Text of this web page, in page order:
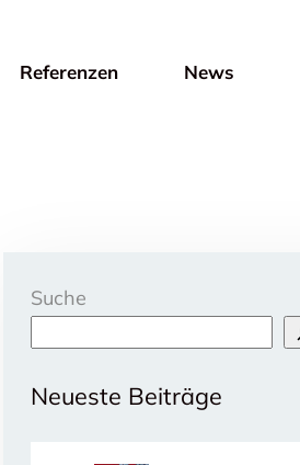
Referenzen News
Suche
Neueste Beiträge